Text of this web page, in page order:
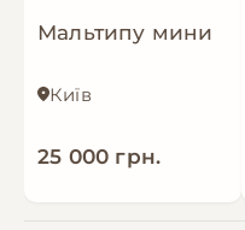
Мальтипу мини
Київ
25 000 грн.